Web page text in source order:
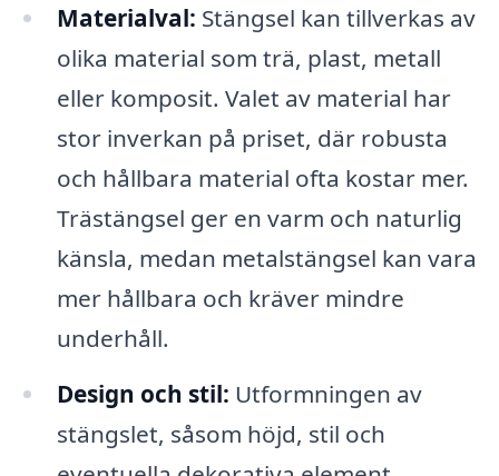
Materialval: Stängsel kan tillverkas av
olika material som trä, plast, metall
eller komposit. Valet av material har
stor inverkan på priset, där robusta
och hållbara material ofta kostar mer.
Trästängsel ger en varm och naturlig
känsla, medan metalstängsel kan vara
mer hållbara och kräver mindre
underhåll.
Design och stil: Utformningen av
stängslet, såsom höjd, stil och